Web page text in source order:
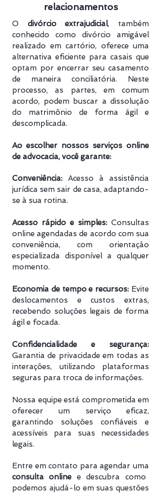
relacionamentos
O divórcio extrajudicial, também
conhecido como divórcio amigável
realizado em cartório, oferece uma
alternativa eficiente para casais que
optam por encerrar seu casamento
de maneira conciliatória. Neste
processo, as partes, em comum
acordo, podem buscar a dissolução
do matrimônio de forma ágil e
descomplicada.
Ao escolher nossos serviços online
de advocacia, você garante:
Conveniência: Acesso à assistência
jurídica sem sair de casa, adaptando-
se à sua rotina.
Acesso rápido e simples: Consultas
online agendadas de acordo com sua
conveniência, com orientação
especializada disponível a qualquer
momento.
Economia de tempo e recursos: Evite
deslocamentos e custos extras,
recebendo soluções legais de forma
ágil e focada.
Confidencialidade e segurança:
Garantia de privacidade em todas as
interações, utilizando plataformas
seguras para troca de informações.
Nossa equipe está comprometida em
oferecer um serviço eficaz,
garantindo soluções confiáveis e
acessíveis para suas necessidades
legais.
Entre em contato para agendar uma
consulta online e descubra como
podemos ajudá-lo em suas questões